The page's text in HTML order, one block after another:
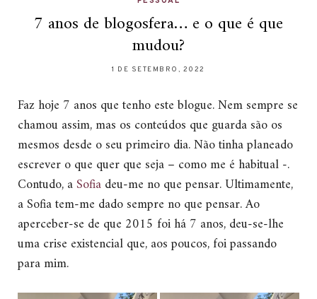
7 anos de blogosfera… e o que é que
mudou?
1 DE SETEMBRO, 2022
Faz hoje 7 anos que tenho este blogue. Nem sempre se
chamou assim, mas os conteúdos que guarda são os
mesmos desde o seu primeiro dia. Não tinha planeado
escrever o que quer que seja – como me é habitual -.
Contudo, aSofiadeu-me no que pensar. Ultimamente,
a Sofia tem-me dado sempre no que pensar. Ao
aperceber-se de que 2015 foi há 7 anos, deu-se-lhe
uma crise existencial que, aos poucos, foi passando
para mim.